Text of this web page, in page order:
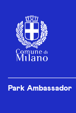
Park Ambassador